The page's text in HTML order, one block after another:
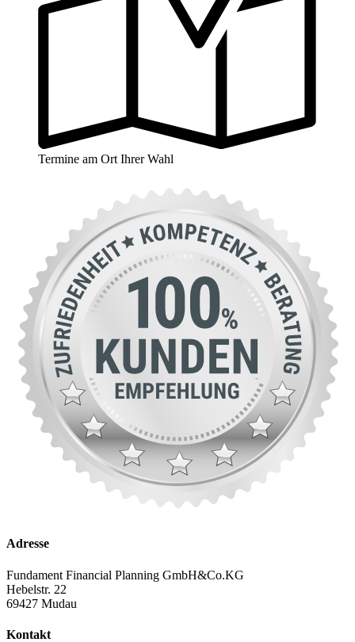
Termine am Ort Ihrer Wahl
Adresse
Fundament Financial Planning GmbH&Co.KG
Hebelstr. 22
69427 Mudau
Kontakt